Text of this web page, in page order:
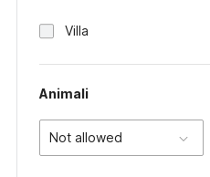
Villa
Animali
Not allowed